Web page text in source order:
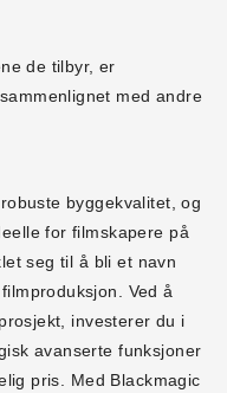
de tilbyr, er
med andre
byggekvalitet, og
for filmskapere på
seg til å bli et navn
Ved å
investerer du i
avanserte funksjoner
pris. Med Blackmagic